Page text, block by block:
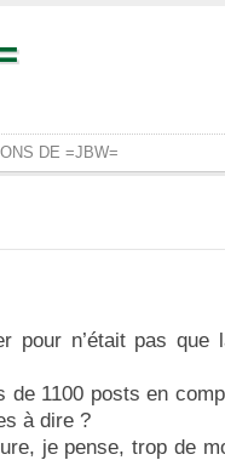
DE =JBW=
pour n’était pas que
1100 posts en
à dire ?
je pense, trop de